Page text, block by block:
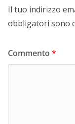
Il tuo indirizzo
obbligatori sono
Commento *